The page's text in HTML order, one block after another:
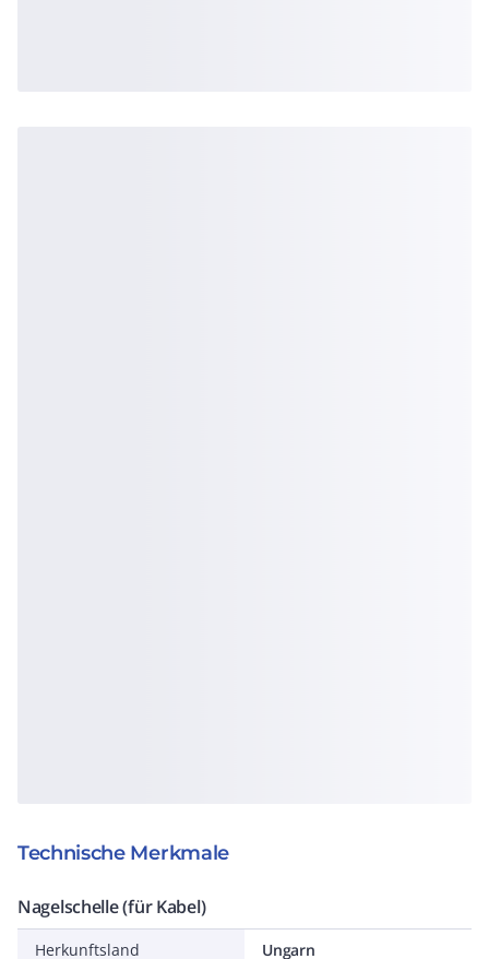
Technische Merkmale
Nagelschelle (für Kabel)
Herkunftsland Ungarn